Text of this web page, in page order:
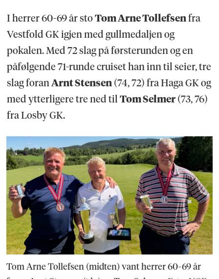
I herrer 60-69 år stoTom Arne Tollefsenfra
Vestfold GK igjen med gullmedaljen og
pokalen. Med 72 slag på førsterunden og en
påfølgende 71-runde cruiset han inn til seier, tre
slag foranArnt Stensen(74, 72) fra Haga GK og
med ytterligere tre ned tilTom Selmer(73, 76)
fra Losby GK.
Tom Arne Tollefsen (midten) vant herrer 60-69 år